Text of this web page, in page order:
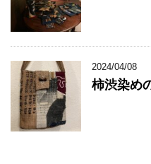
2024/04/08
柿渋染め